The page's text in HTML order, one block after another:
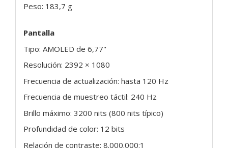
Peso: 183,7 g
Pantalla
Tipo: AMOLED de 6,77"
Resolución: 2392 × 1080
Frecuencia de actualización: hasta 120 Hz
Frecuencia de muestreo táctil: 240 Hz
Brillo máximo: 3200 nits (800 nits típico)
Profundidad de color: 12 bits
Relación de contraste: 8.000.000:1